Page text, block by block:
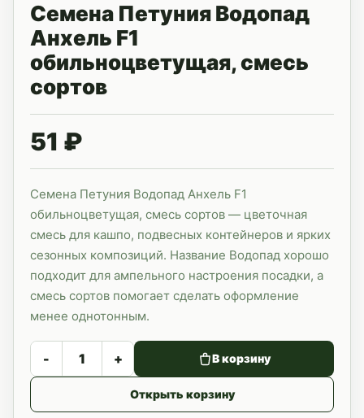
Семена Петуния Водопад
Анхель F1
обильноцветущая, смесь
сортов
51 ₽
Семена Петуния Водопад Анхель F1
обильноцветущая, смесь сортов — цветочная
смесь для кашпо, подвесных контейнеров и ярких
сезонных композиций. Название Водопад хорошо
подходит для ампельного настроения посадки, а
смесь сортов помогает сделать оформление
менее однотонным.
- + В корзину
Открыть корзину